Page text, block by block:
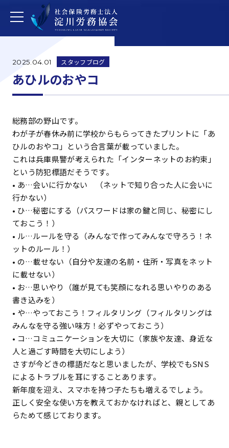
2025.04.01 スタッフブログ
あひルのおやコ
総務部の野山です。
わが子が春休み前に学校からもらってきたプリントに「あ
ひルのおやコ」という合言葉が載っていました。
これは兵庫県警が考えられた「インターネットのお約束」
という防犯標語だそうです。
• あ…会いに行かない （ネットで知り合った人に会いに
行かない）
• ひ…秘密にする（パスワードは家の鍵と同じ、秘密にし
ておこう！）
• ル…ルールを守る（みんなで作ってみんなで守ろう！ネ
ットのルール！）
• の…載せない（自分や友達の名前・住所・写真をネット
に載せない）
• お…思いやり（誰が見ても笑顔になれる思いやりのある
書き込みを）
• や…やっておこう！フィルタリング（フィルタリングは
みんなを守る強い味方！必ずやっておこう）
• コ…コミュニケーションを大切に（家族や友達、身近な
人と過ごす時間を大切にしよう）
さすが今どきの標語だなと思いましたが、学校でもSNS
によるトラブルを耳にすることあります。
新年度を迎え、スマホを持つ子たちも増えるでしょう。
正しく安全な使い方を教えておかなければと、親としてあ
らためて感じております。